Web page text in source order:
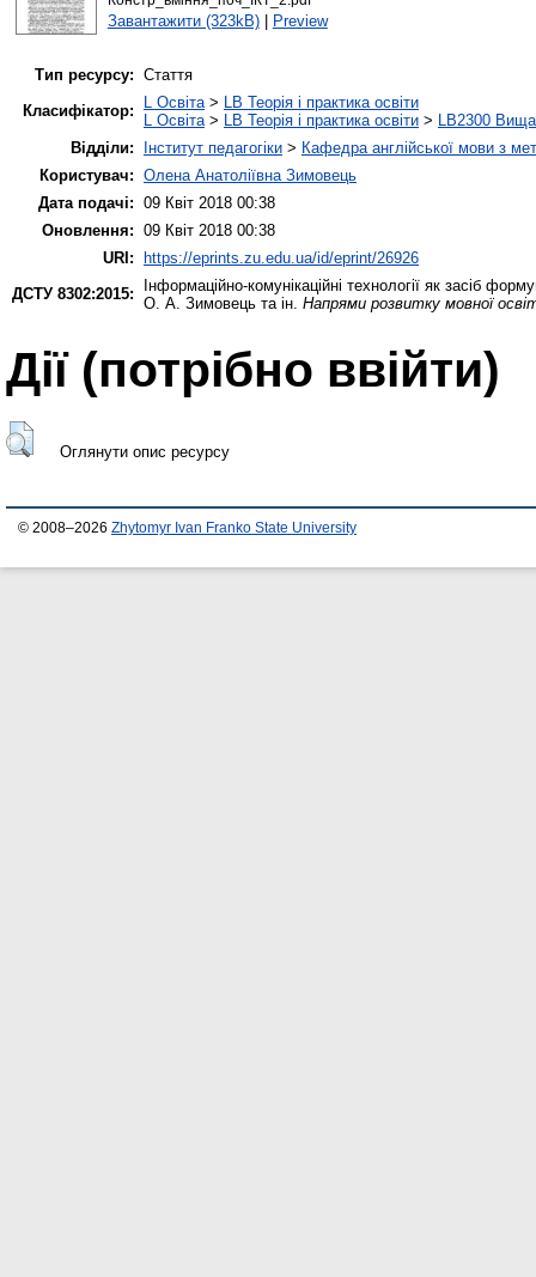
Завантажити (323kB)| Preview
Тип ресурсу: Стаття
Класифікатор:
L Освіта> LB Теорія і практика освіти
L Освіта> LB Теорія і практика освіти > LB2300 Вища
Відділи:
Інститут педагогіки > Кафедра англійської мови з
Користувач: Олена Анатоліївна Зимовець
Дата подачі: 09 Квіт 2018 00:38
Оновлення: 09 Квіт 2018 00:38
URI:
https://eprints.zu.edu.ua/id/eprint/26926
ДСТУ 8302:2015:
Інформаційно-комунікаційні технології як засіб
О. А. Зимовець та ін. Напрями розвитку мовної
Дії ​​(потрібно ввійти)
Оглянути опис ресурсу
© 2008–2026 Zhytomyr Ivan Franko State University